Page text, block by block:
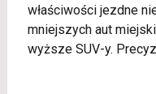
właściwości jezdne
mniejszych aut
wyższe SUV-y.